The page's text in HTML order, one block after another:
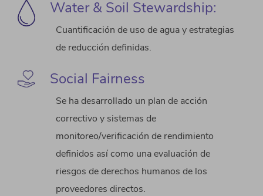
Water & Soil Stewardship:
Cuantificación de uso de agua y estrategias
de reducción definidas.
Social Fairness
Se ha desarrollado un plan de acción
correctivo y sistemas de
monitoreo/verificación de rendimiento
definidos así como una evaluación de
riesgos de derechos humanos de los
proveedores directos.